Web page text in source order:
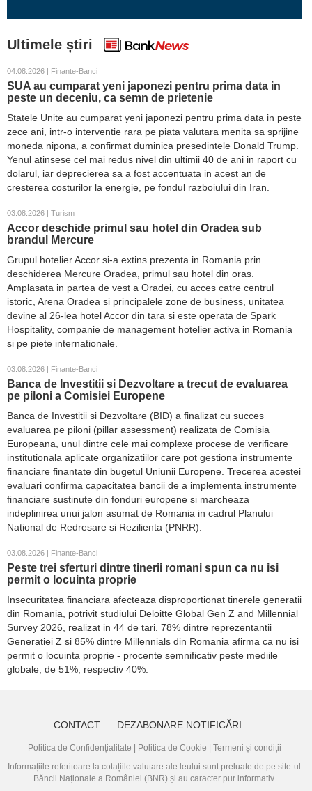
Ultimele știri
04.08.2026 | Finante-Banci
SUA au cumparat yeni japonezi pentru prima data in
peste un deceniu, ca semn de prietenie
Statele Unite au cumparat yeni japonezi pentru prima data in peste
zece ani, intr-o interventie rara pe piata valutara menita sa sprijine
moneda nipona, a confirmat duminica presedintele Donald Trump.
Yenul atinsese cel mai redus nivel din ultimii 40 de ani in raport cu
dolarul, iar deprecierea sa a fost accentuata in acest an de
cresterea costurilor la energie, pe fondul razboiului din Iran.
03.08.2026 | Turism
Accor deschide primul sau hotel din Oradea sub
brandul Mercure
Grupul hotelier Accor si-a extins prezenta in Romania prin
deschiderea Mercure Oradea, primul sau hotel din oras.
Amplasata in partea de vest a Oradei, cu acces catre centrul
istoric, Arena Oradea si principalele zone de business, unitatea
devine al 26-lea hotel Accor din tara si este operata de Spark
Hospitality, companie de management hotelier activa in Romania
si pe piete internationale.
03.08.2026 | Finante-Banci
Banca de Investitii si Dezvoltare a trecut de evaluarea
pe piloni a Comisiei Europene
Banca de Investitii si Dezvoltare (BID) a finalizat cu succes
evaluarea pe piloni (pillar assessment) realizata de Comisia
Europeana, unul dintre cele mai complexe procese de verificare
institutionala aplicate organizatiilor care pot gestiona instrumente
financiare finantate din bugetul Uniunii Europene. Trecerea acestei
evaluari confirma capacitatea bancii de a implementa instrumente
financiare sustinute din fonduri europene si marcheaza
indeplinirea unui jalon asumat de Romania in cadrul Planului
National de Redresare si Rezilienta (PNRR).
03.08.2026 | Finante-Banci
Peste trei sferturi dintre tinerii romani spun ca nu isi
permit o locuinta proprie
Insecuritatea financiara afecteaza disproportionat tinerele generatii
din Romania, potrivit studiului Deloitte Global Gen Z and Millennial
Survey 2026, realizat in 44 de tari. 78% dintre reprezentantii
Generatiei Z si 85% dintre Millennials din Romania afirma ca nu isi
permit o locuinta proprie - procente semnificativ peste mediile
globale, de 51%, respectiv 40%.
CONTACT DEZABONARE NOTIFICĂRI
Politica de Confidențialitate Politica de Cookie
Termeni și condiții
Informațiile referitoare la cotațiile valutare ale leului sunt preluate de pe site-ul
Băncii Naționale a României (BNR)și au caracter pur informativ.